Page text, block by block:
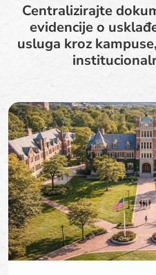
Centralizirajte
evidencije o
usluga kroz